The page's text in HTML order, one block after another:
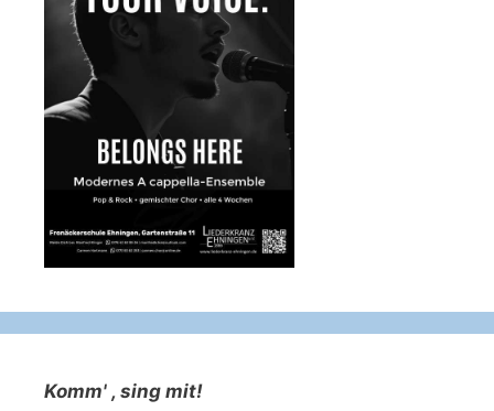
Komm' , sing mit!